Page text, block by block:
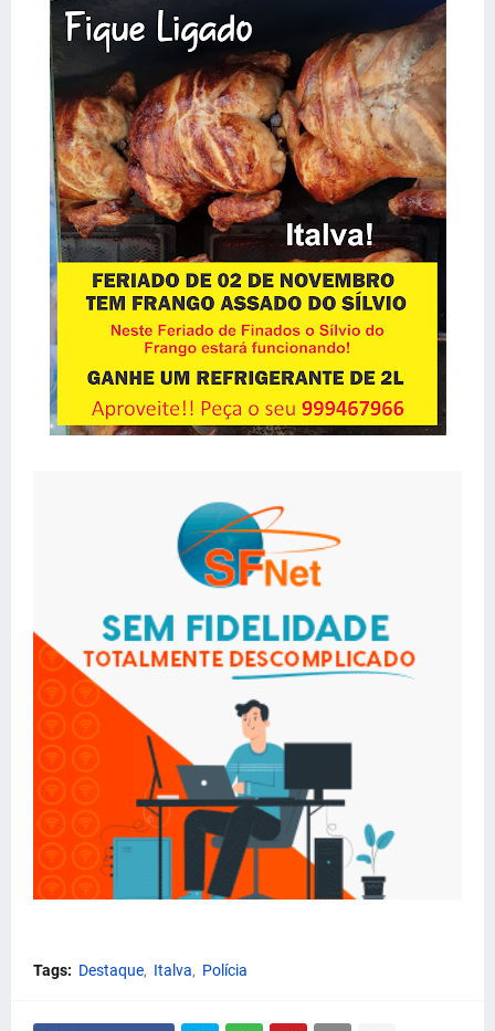
Tags: Destaque Italva Polícia